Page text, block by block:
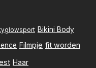
Bikini Body
Filmpje fit worden
Haar